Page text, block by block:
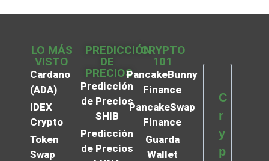
LO MÁS
VISTO
Cardano
(ADA)
IDEX
Crypto
Token
Swap
PREDICCIÓN
DE
PRECIOS
Predicción
de Precios
SHIB
Predicción
de Precios
CRYPTO
101
PancakeBunny
Finance
PancakeSwap
Finance
Guarda
Wallet
C
r
y
p